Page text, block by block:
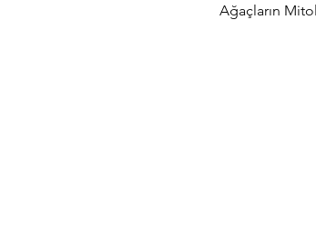
Ağaçların